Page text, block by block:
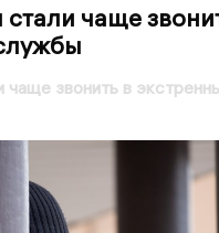
чаще
чаще звонить в